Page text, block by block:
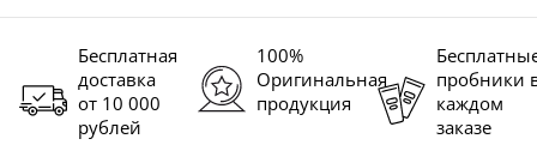
Бесплатная
доставка
от 10 000
рублей
100%
Оригинальная
продукция
пробники
каждом
заказе